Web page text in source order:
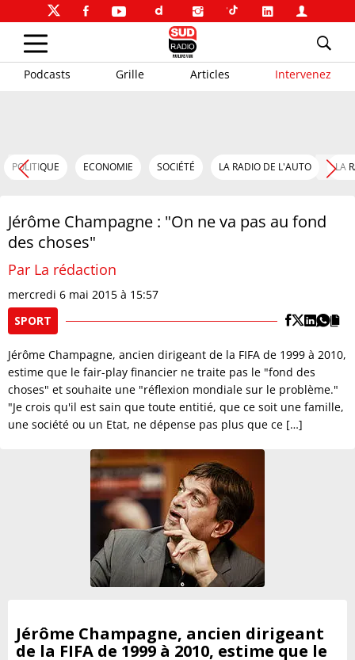
Podcasts Grille Articles Intervenez
POLITIQUE ECONOMIE SOCIÉTÉ LA RADIO DE L'AUTO LA
Jérôme Champagne : "On ne va pas au fond
des choses"
Par La rédaction
mercredi 6 mai 2015 à 15:57
SPORT
Jérôme Champagne, ancien dirigeant de la FIFA de 1999 à 2010,
estime que le fair-play financier ne traite pas le "fond des
choses" et souhaite une "réflexion mondiale sur le problème."
"Je crois qu'il est sain que toute entitié, que ce soit une famille,
une société ou un Etat, ne dépense pas plus que ce […]
Jérôme Champagne, ancien dirigeant
de la FIFA de 1999 à 2010, estime que le